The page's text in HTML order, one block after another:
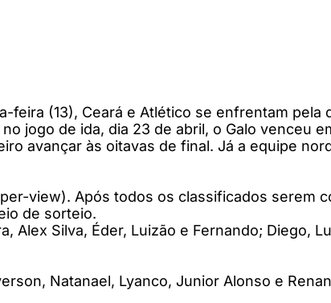
feira (13), Ceará e Atlético se enfrentam pela
jogo de ida, dia 23 de abril, o Galo venceu
avançar às oitavas de final. Já a equipe
view). Após todos os classificados serem
de sorteio.
Silva, Éder, Luizão e Fernando; Diego,
Natanael, Lyanco, Junior Alonso e